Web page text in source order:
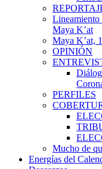
Lineamiento
Maya K’at
Maya K’at,
OPINIÓN
PERFILES
Mucho de
Energías del